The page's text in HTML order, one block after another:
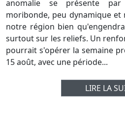
anomalie se présente
moribonde, peu dynamique
notre région bien
surtout sur les reliefs. Un
pourrait s'opérer la semaine
15 août, avec une période...
LIRE LA